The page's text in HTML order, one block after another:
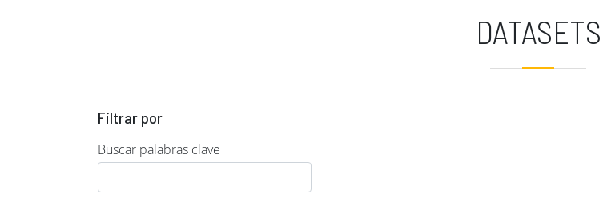
DATASETS
Filtrar por
Buscar palabras clave